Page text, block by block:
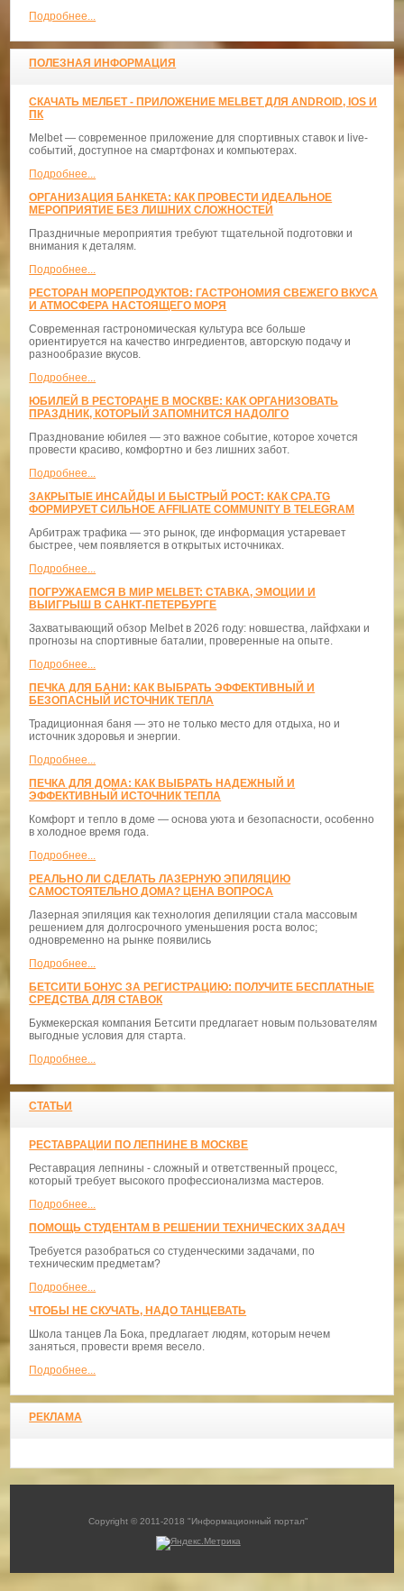
Подробнее...
ПОЛЕЗНАЯ ИНФОРМАЦИЯ
СКАЧАТЬ МЕЛБЕТ - ПРИЛОЖЕНИЕ MELBET ДЛЯ ANDROID, IOS И
ПК
Melbet — современное приложение для спортивных ставок и live-
событий, доступное на смартфонах и компьютерах.
Подробнее...
ОРГАНИЗАЦИЯ БАНКЕТА: КАК ПРОВЕСТИ ИДЕАЛЬНОЕ
МЕРОПРИЯТИЕ БЕЗ ЛИШНИХ СЛОЖНОСТЕЙ
Праздничные мероприятия требуют тщательной подготовки и
внимания к деталям.
Подробнее...
РЕСТОРАН МОРЕПРОДУКТОВ: ГАСТРОНОМИЯ СВЕЖЕГО ВКУСА
И АТМОСФЕРА НАСТОЯЩЕГО МОРЯ
Современная гастрономическая культура все больше
ориентируется на качество ингредиентов, авторскую подачу и
разнообразие вкусов.
Подробнее...
ЮБИЛЕЙ В РЕСТОРАНЕ В МОСКВЕ: КАК ОРГАНИЗОВАТЬ
ПРАЗДНИК, КОТОРЫЙ ЗАПОМНИТСЯ НАДОЛГО
Празднование юбилея — это важное событие, которое хочется
провести красиво, комфортно и без лишних забот.
Подробнее...
ЗАКРЫТЫЕ ИНСАЙДЫ И БЫСТРЫЙ РОСТ: КАК CPA.TG
ФОРМИРУЕТ СИЛЬНОЕ AFFILIATE COMMUNITY В TELEGRAM
Арбитраж трафика — это рынок, где информация устаревает
быстрее, чем появляется в открытых источниках.
Подробнее...
ПОГРУЖАЕМСЯ В МИР MELBET: СТАВКА, ЭМОЦИИ И
ВЫИГРЫШ В САНКТ-ПЕТЕРБУРГЕ
Захватывающий обзор Melbet в 2026 году: новшества, лайфхаки и
прогнозы на спортивные баталии, проверенные на опыте.
Подробнее...
ПЕЧКА ДЛЯ БАНИ: КАК ВЫБРАТЬ ЭФФЕКТИВНЫЙ И
БЕЗОПАСНЫЙ ИСТОЧНИК ТЕПЛА
Традиционная баня — это не только место для отдыха, но и
источник здоровья и энергии.
Подробнее...
ПЕЧКА ДЛЯ ДОМА: КАК ВЫБРАТЬ НАДЕЖНЫЙ И
ЭФФЕКТИВНЫЙ ИСТОЧНИК ТЕПЛА
Комфорт и тепло в доме — основа уюта и безопасности, особенно
в холодное время года.
Подробнее...
РЕАЛЬНО ЛИ СДЕЛАТЬ ЛАЗЕРНУЮ ЭПИЛЯЦИЮ
САМОСТОЯТЕЛЬНО ДОМА? ЦЕНА ВОПРОСА
Лазерная эпиляция как технология депиляции стала массовым
решением для долгосрочного уменьшения роста волос;
одновременно на рынке появились
Подробнее...
БЕТСИТИ БОНУС ЗА РЕГИСТРАЦИЮ: ПОЛУЧИТЕ БЕСПЛАТНЫЕ
СРЕДСТВА ДЛЯ СТАВОК
Букмекерская компания Бетсити предлагает новым пользователям
выгодные условия для старта.
Подробнее...
СТАТЬИ
РЕСТАВРАЦИИ ПО ЛЕПНИНЕ В МОСКВЕ
Реставрация лепнины - сложный и ответственный процесс,
который требует высокого профессионализма мастеров.
Подробнее...
ПОМОЩЬ СТУДЕНТАМ В РЕШЕНИИ ТЕХНИЧЕСКИХ ЗАДАЧ
Требуется разобраться со студенческими задачами, по
техническим предметам?
Подробнее...
ЧТОБЫ НЕ СКУЧАТЬ, НАДО ТАНЦЕВАТЬ
​Школа танцев Ла Бока, предлагает людям, которым нечем
заняться, провести время весело.
Подробнее...
РЕКЛАМА
Copyright © 2011-2018 "Информационный портал"